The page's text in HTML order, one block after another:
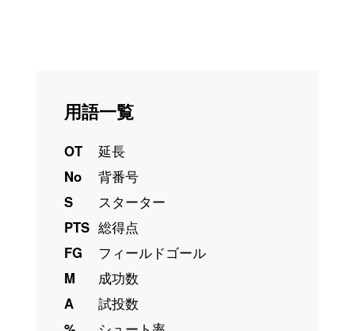
用語一覧
OT
延長
No
背番号
S
スターター
PTS 総得点
FG
フィールドゴール
M
成功数
A
試投数